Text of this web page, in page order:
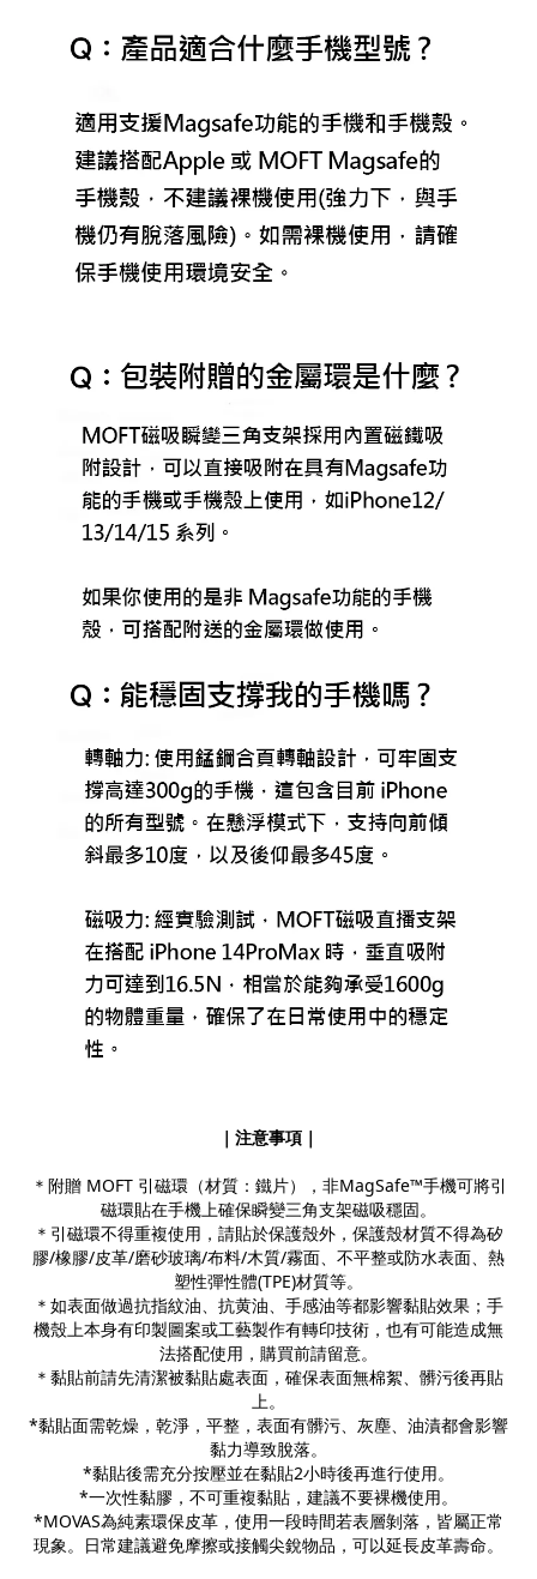
｜注意事項｜
＊附贈 MOFT 引磁環（材質：鐵片），非MagSafe™手機可將引
磁環貼在手機上確保瞬變三角支架磁吸穩固。
＊引磁環不得重複使用，請貼於保護殼外，保護殼材質不得為矽
膠/橡膠/皮革/磨砂玻璃/布料/木質/霧面、不平整或防水表面、熱
塑性彈性體(TPE)材質等。
＊如表面做過抗指紋油、抗黄油、手感油等都影響黏貼效果；手
機殼上本身有印製圖案或工藝製作有轉印技術，也有可能造成無
法搭配使用，購買前請留意。
＊黏貼前請先清潔被黏貼處表面，確保表面無棉絮、髒污後再貼
上。
*黏貼面需乾燥，乾淨，平整，表面有髒污、灰塵、油漬都會影響
黏力導致脫落。
*黏貼後需充分按壓並在黏貼2小時後再進行使用。
*一次性黏膠，不可重複黏貼，建議不要裸機使用。
*MOVAS為純素環保皮革，使用一段時間若表層剝落，皆屬正常
現象。日常建議避免摩擦或接觸尖銳物品，可以延長皮革壽命。